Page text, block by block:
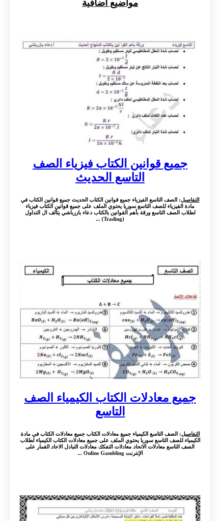
مواضيع اضافية
جميع قوانين الكتاب فيزياء الصف
التاسع الحديث
التفاصيل: الصف التاسع الفيزياء جميع قوانين الكتاب الحديث جميع قوانين الكتاب في
مادة الفيزياء للصف التاسع سوريا يحتوي الملف على جميع قوانين الكتاب فيزياء
لطلاب الصف التاسع ورقة بأهم القوانين بالكتاب دعاء بازرباشي يتألف ال التداول
(Trading) ...
جميع معادلات الكتاب الكيمياء الصف
التاسع
التفاصيل: الصف التاسع الكيمياء جميع معادلات الكتاب جميع معادلات الكتاب في مادة
الكيمياء للصف التاسع سوريا يحتوي الملف على جميع معادلات الكتاب الكيمياء لطلاب
الصف التاسع معادلات الاتحاد معادلات التفكك معادلات التبادل الاحاد القمار على
الإنترنت Online Gambling ...